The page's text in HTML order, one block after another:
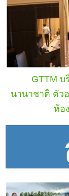
GTTM
นานาชาติ ตัว
ห้อ